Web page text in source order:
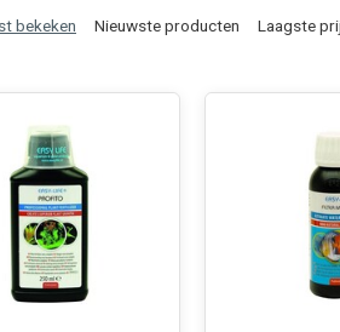
bekeken Nieuwste producten Laagste